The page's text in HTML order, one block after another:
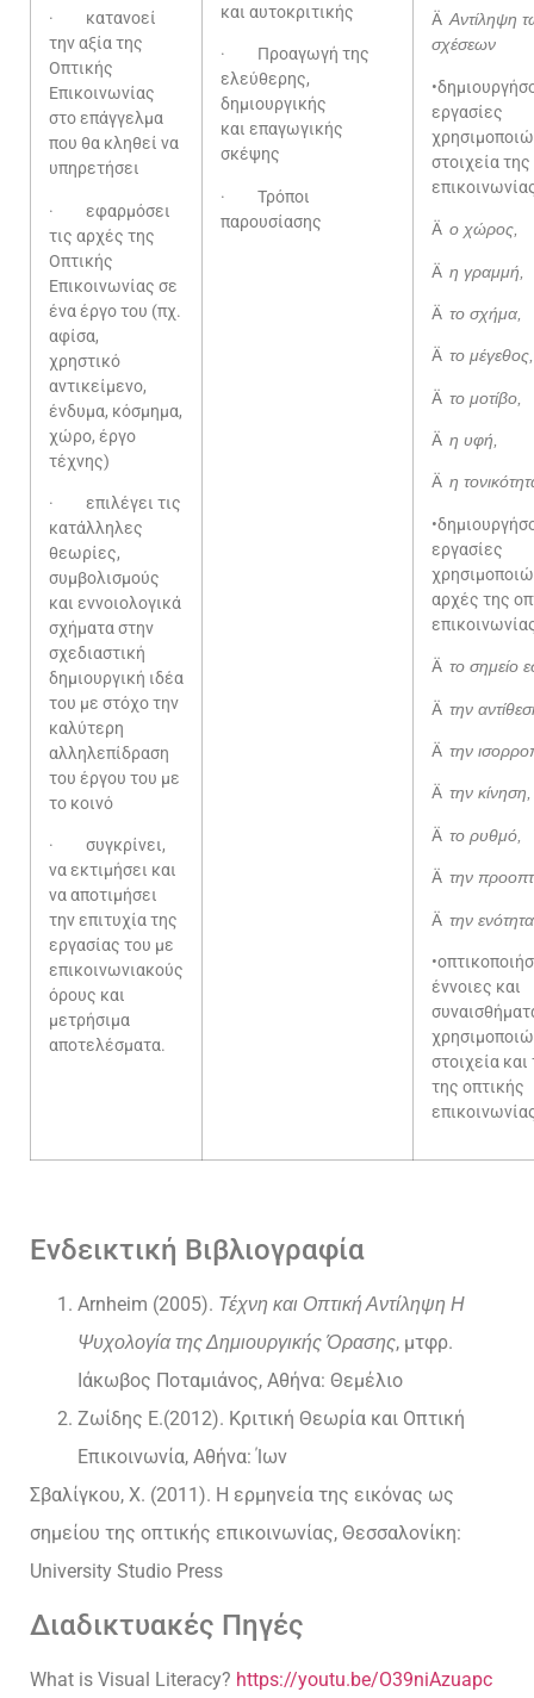
· κατανοεί
την αξία της
Οπτικής
Επικοινωνίας
στο επάγγελμα
που θα κληθεί να
υπηρετήσει
· εφαρμόσει
τις αρχές της
Οπτικής
Επικοινωνίας σε
ένα έργο του (πχ.
αφίσα,
χρηστικό
αντικείμενο,
ένδυμα, κόσμημα,
χώρο, έργο
τέχνης)
· επιλέγει τις
κατάλληλες
θεωρίες,
συμβολισμούς
και εννοιολογικά
σχήματα στην
σχεδιαστική
δημιουργική ιδέα
του με στόχο την
καλύτερη
αλληλεπίδραση
του έργου του με
το κοινό
· συγκρίνει,
να εκτιμήσει και
να αποτιμήσει
την επιτυχία της
εργασίας του με
επικοινωνιακούς
όρους και
μετρήσιμα
αποτελέσματα.
και αυτοκριτικής
· Προαγωγή της
ελεύθερης,
δημιουργικής
και επαγωγικής
σκέψης
· Τρόποι
παρουσίασης
ÄΑντίληψη
σχέσεων
εργασίες
στοιχεία
Ä ο χώρος,
Ä η γραμμή,
Ä το σχήμα,
Ä το μέγεθος,
Ä το μοτίβο,
Ä η υφή,
Ä η
εργασίες
αρχές της
Ä το σημείο
Ä την
Ä την
Ä την κίνηση,
Ä το ρυθμό,
Ä την
Ä την ενότητα
έννοιες και
στοιχεία
της οπτικής
Ενδεικτική Βιβλιογραφία
Arnheim (2005). Τέχνη και Οπτική Αντίληψη Η
Ψυχολογία της Δημιουργικής Όρασης, μτφρ.
Ιάκωβος Ποταμιάνος, Αθήνα: Θεμέλιο
Ζωίδης Ε.(2012). Κριτική Θεωρία και Οπτική
Επικοινωνία, Αθήνα: Ίων
Σβαλίγκου, Χ. (2011). Η ερμηνεία της εικόνας ως
σημείου της οπτικής επικοινωνίας, Θεσσαλονίκη:
University Studio Press
Διαδικτυακές Πηγές
What is Visual Literacy? https://youtu.be/O39niAzuapc